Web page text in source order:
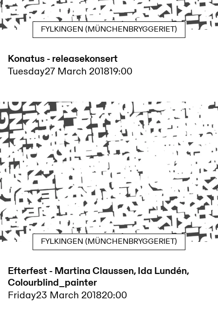
FYLKINGEN (MÜNCHENBRYGGERIET)
Konatus - releasekonsert
Tuesday27 March 201819:00
FYLKINGEN (MÜNCHENBRYGGERIET)
Efterfest - Martina Claussen, Ida Lundén,
Colourblind_painter
Friday23 March 201820:00